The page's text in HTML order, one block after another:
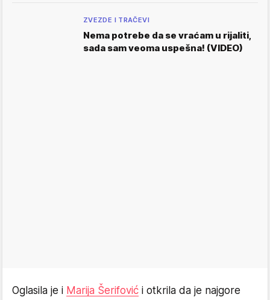
ZVEZDE I TRAČEVI
Nema potrebe da se vraćam u rijaliti,
sada sam veoma uspešna! (VIDEO)
Oglasila je i Marija Šerifović i otkrila da je najgore